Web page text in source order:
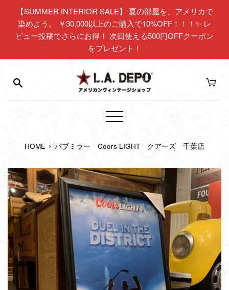
【SUMMER INTERIOR SALE】 夏の部屋を、アメリカで
染めよう。 ￥30,000以上のご購入で10%OFF！！！✨ レ
ビュー投稿でさらにお得！ 次回使える500円OFFクーポン
をプレゼント！
メ
ュ
HOME › パブミラー Coors LIGHT クアーズ 千葉店